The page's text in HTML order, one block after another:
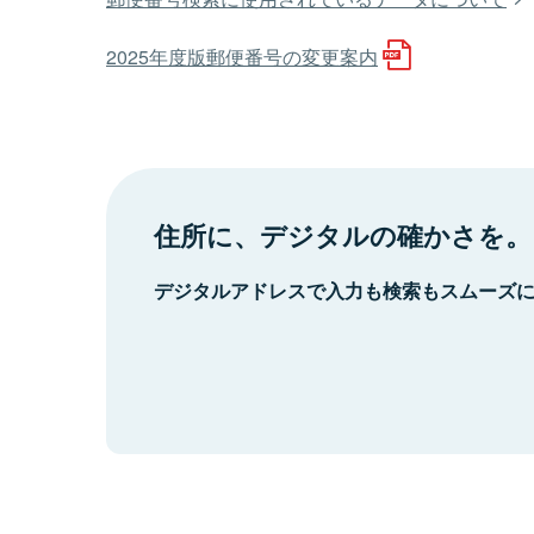
2025年度版郵便番号の変更案内
住所に、デジタルの確かさを。
デジタルアドレスで入力も検索もスムーズ